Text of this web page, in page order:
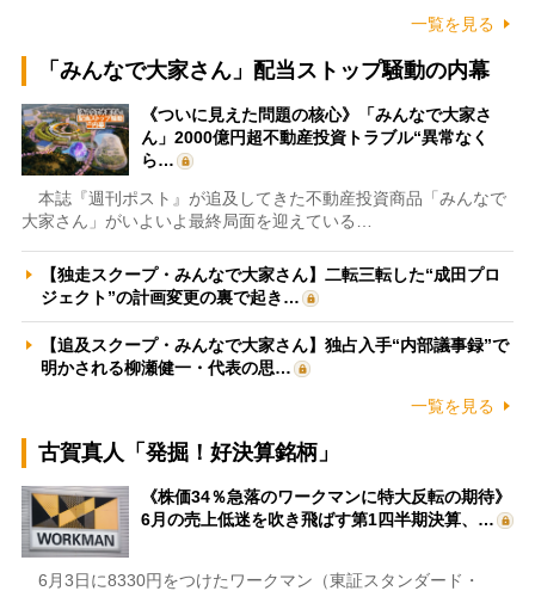
一覧を見る
「みんなで大家さん」配当ストップ騒動の内幕
《ついに見えた問題の核心》「みんなで大家さ
ん」2000億円超不動産投資トラブル“異常なく
ら…
本誌『週刊ポスト』が追及してきた不動産投資商品「みんなで
大家さん」がいよいよ最終局面を迎えている…
【独走スクープ・みんなで大家さん】二転三転した“成田プロ
ジェクト”の計画変更の裏で起き…
【追及スクープ・みんなで大家さん】独占入手“内部議事録”で
明かされる柳瀬健一・代表の思…
一覧を見る
古賀真人「発掘！好決算銘柄」
《株価34％急落のワークマンに特大反転の期待》
6月の売上低迷を吹き飛ばす第1四半期決算、…
6月3日に8330円をつけたワークマン（東証スタンダード・